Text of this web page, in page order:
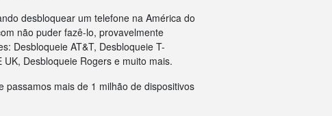
desbloquear um telefone na América do
não puder fazê-lo, provavelmente
Desbloqueie AT&T, Desbloqueie T-
Desbloqueie Rogers e muito mais.
mais de 1 milhão de dispositivos